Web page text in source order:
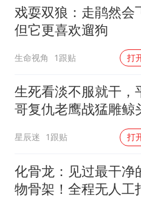
奋进
戏耍双狼：走鹃然会
但它更喜欢遛狗
生命视角 1跟贴 打
生死看淡不服就干，
哥复仇老鹰战猛雕鲸
星辰迷 1跟贴 打
化骨龙：见过最干净
物骨架！全程无人工